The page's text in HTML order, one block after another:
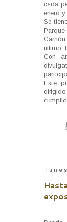
cada
enero
Se
Parque
último,
Con
Este